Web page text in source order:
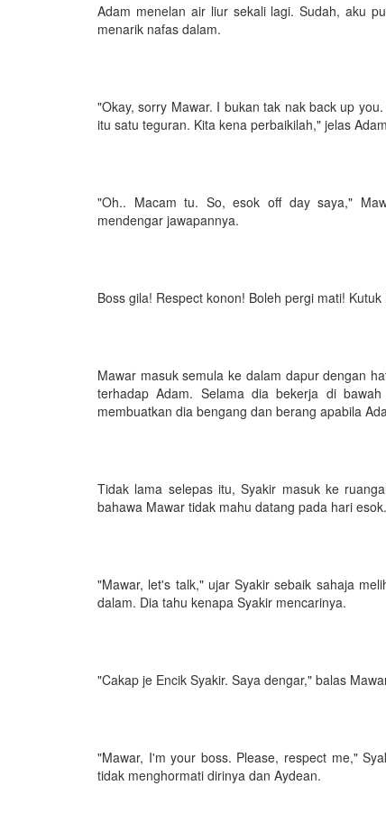
Adam menelan air liur sekali lagi. Sudah, aku
menarik nafas dalam.
"Okay, sorry Mawar. I bukan tak nak back up
itu satu teguran. Kita kena perbaikilah," jelas
"Oh.. Macam tu. So, esok off day saya,"
mendengar jawapannya.
Boss gila! Respect konon! Boleh pergi mati!
Mawar masuk semula ke dalam dapur dengan
terhadap Adam. Selama dia bekerja di
membuatkan dia bengang dan berang apabila
Tidak lama selepas itu, Syakir masuk ke
bahawa Mawar tidak mahu datang pada hari
"Mawar, let's talk," ujar Syakir sebaik sahaja
dalam. Dia tahu kenapa Syakir mencarinya.
"Cakap je Encik Syakir. Saya dengar," balas
"Mawar, I'm your boss. Please, respect me,"
tidak menghormati dirinya dan Aydean.